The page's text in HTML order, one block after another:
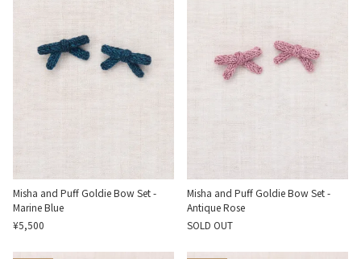
Misha and Puff Goldie Bow Set -
Marine Blue
¥5,500
Misha and Puff Goldie Bow Set -
Antique Rose
SOLD OUT